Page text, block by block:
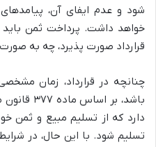
شود و عدم ایفای آن،
خواهد داشت. پرداخت ثمن
قرارداد صورت پذیرد، چه به
چنانچه در قرارداد، زمان
باشد، بر
دارد که از تسلیم مبیع و ثمن
تسلیم شود. با این حال، در